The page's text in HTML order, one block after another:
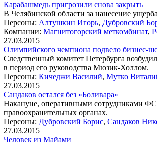
Карабашмедь пригрозили снова закрыть
В Челябинской области за нанесение
Персоны: Алтушкин Игорь, Дубровский
Компании: Магнитогорский меткомбинат,
27.03.2015
Олимпийского чемпиона подвело бизнес-
Следственный комитет Петербурга
в период его руководства Мюзик-Холлом.
Персоны: Кичеджи Василий, Мутко
27.03.2015
Сандаков остался без «Боливара»
Накануне, оперативными сотрудниками
правоохранительных органах.
Персоны: Дубровский Борис, Сандаков
27.03.2015
Человек из Майами